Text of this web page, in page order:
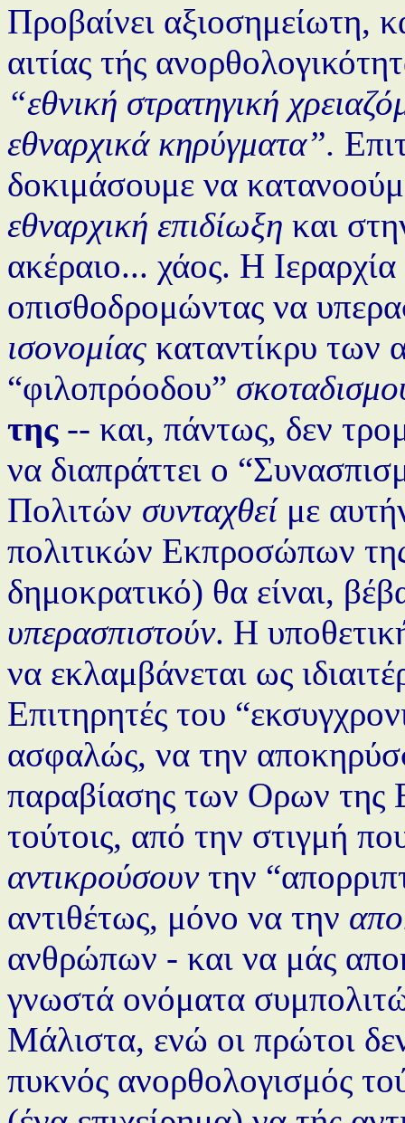
Προβαίνει αξιοσημείωτη,
αιτίας τής
“εθνική στρατηγική
εθναρχικά κηρύγματα”.
δοκιμάσουμε να
εθναρχική επιδίωξη και
ακέραιο... χάος. Η
οπισθοδρομώντας να
ισονομίας καταντίκρυ των
“φιλοπρόοδου”
της -- και, πάντως, δεν
να διαπράττει ο
Πολιτών συνταχθείμε
πολιτικών Εκπροσώπων
δημοκρατικό) θα είναι,
υπερασπιστούν. Η
να εκλαμβάνεται ως
Επιτηρητές του
ασφαλώς, να την
παραβίασης των Ορων της
τούτοις, από την στιγμή
αντικρούσουντην
αντιθέτως, μόνο να την
ανθρώπων - και να μάς
γνωστά ονόματα
Μάλιστα, ενώ οι πρώτοι
πυκνός ανορθολογισμός